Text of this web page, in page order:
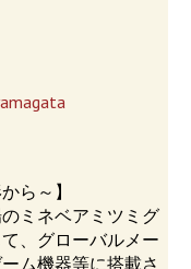
ら～】
ミネベアミツミグ
、グローバルメー
ム機器等に搭載さ